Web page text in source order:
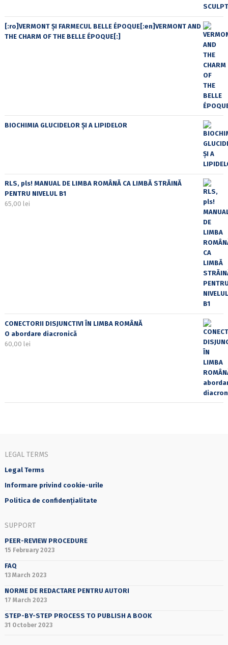
[:ro]VERMONT ȘI FARMECUL BELLE ÉPOQUE[:en]VERMONT AND
THE CHARM OF THE BELLE ÉPOQUE[:]
BIOCHIMIA GLUCIDELOR ȘI A LIPIDELOR
RLS, pls! MANUAL DE LIMBA ROMÂNĂ CA LIMBĂ STRĂINĂ
PENTRU NIVELUL B1
65,00 lei
CONECTORII DISJUNCTIVI ÎN LIMBA ROMÂNĂ
O abordare diacronică
60,00 lei
LEGAL TERMS
Legal Terms
Informare privind cookie-urile
Politica de confidențialitate
SUPPORT
PEER-REVIEW PROCEDURE
15 February 2023
FAQ
13 March 2023
NORME DE REDACTARE PENTRU AUTORI
17 March 2023
STEP-BY-STEP PROCESS TO PUBLISH A BOOK
31 October 2023